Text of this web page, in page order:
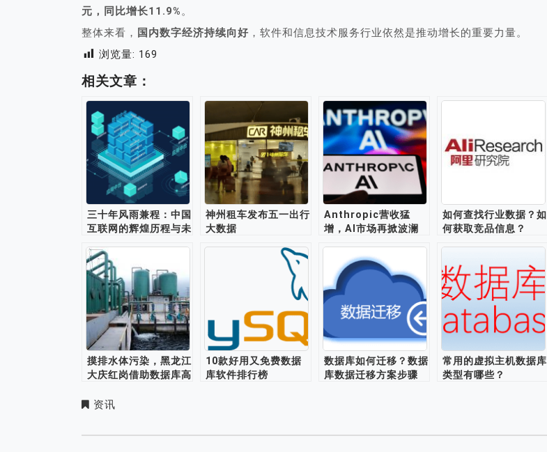
元，同比增长11.9%。
整体来看， 国内数字经济持续向好 ，软件和信息技术服务行业依然是推动增长的重要力量。
浏览量: 169
相关文章：
三十年风雨兼程：中国
互联网的辉煌历程与未
神州租车发布五一出行
大数据
Anthropic营收猛
增，AI市场再掀波澜
如何查找行业数据？如
何获取竞品信息？
摸排水体污染，黑龙江
大庆红岗借助数据库高
10款好用又免费数据
库软件排行榜
数据库如何迁移？数据
库数据迁移方案步骤
常用的虚拟主机数据库
类型有哪些？
资讯